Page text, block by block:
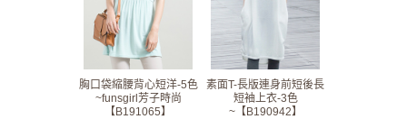
胸口袋縮腰背心短洋-5色
~funsgirl芳子時尚
【B191065】
素面T-長版連身前短後長
短袖上衣-3色
~【B190942】